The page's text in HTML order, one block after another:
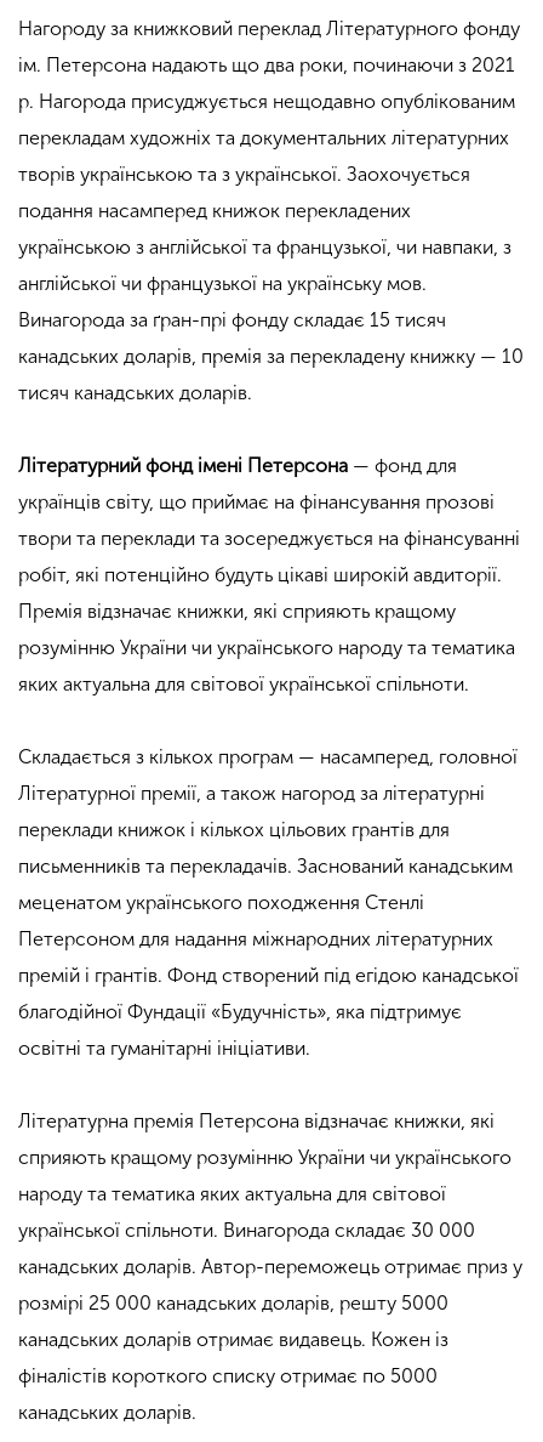
Нагороду за книжковий переклад Літературного фонду
ім. Петерсона надають що два роки, починаючи з 2021
р. Нагорода присуджується нещодавно опублікованим
перекладам художніх та документальних літературних
творів українською та з української. Заохочується
подання насамперед книжок перекладених
українською з англійської та французької, чи навпаки, з
англійської чи французької на українську мов.
Винагорода за ґран-прі фонду складає 15 тисяч
канадських доларів, премія за перекладену книжку — 10
тисяч канадських доларів.
Літературний фонд імені Петерсона — фонд для
українців світу, що приймає на фінансування прозові
твори та переклади та зосереджується на фінансуванні
робіт, які потенційно будуть цікаві широкій авдиторії.
Премія відзначає книжки, які сприяють кращому
розумінню України чи українського народу та тематика
яких актуальна для світової української спільноти.
Складається з кількох програм — насамперед, головної
Літературної премії, а також нагород за літературні
переклади книжок і кількох цільових грантів для
письменників та перекладачів. Заснований канадським
меценатом українського походження Стенлі
Петерсоном для надання міжнародних літературних
премій і грантів. Фонд створений під егідою канадської
благодійної Фундації «Будучність», яка підтримує
освітні та гуманітарні ініціативи.
Літературна премія Петерсона відзначає книжки, які
сприяють кращому розумінню України чи українського
народу та тематика яких актуальна для світової
української спільноти. Винагорода складає 30 000
канадських доларів. Автор-переможець отримає приз у
розмірі 25 000 канадських доларів, решту 5000
канадських доларів отримає видавець. Кожен із
фіналістів короткого списку отримає по 5000
канадських доларів.